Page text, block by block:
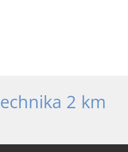
PRO SPORT A
2 km